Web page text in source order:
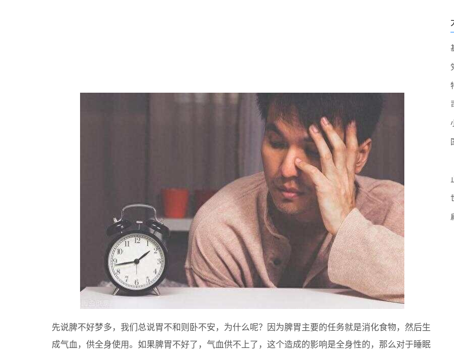
先说脾不好梦多，我们总说胃不和则卧不安，为什么呢？因为脾胃主要的任务就是消化食物，然后生
成气血，供全身使用。如果脾胃不好了，气血供不上了，这个造成的影响是全身性的，那么对于睡眠